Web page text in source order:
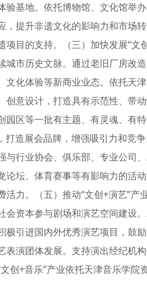
验基地。依托博物馆、文化馆举
提升非遗文化的影响力和市场
目的支持。（三）加快发展“文
城市历史文脉。通过老旧厂房改
化体验等新商业业态。依托天
意设计，打造具有示范性、带
园区等一批有主题、有灵魂、有
打造展会品牌，增强吸引力和竞
与行业协会、俱乐部、专业公司
坛、体育赛事等有影响力的活
力。（五）推动“文创+演艺”
会资本参与剧场和演艺空间建设
极引进国内外优秀演艺项目，鼓
表演团体发展。支持演出经纪机
创+音乐”产业依托天津音乐学院